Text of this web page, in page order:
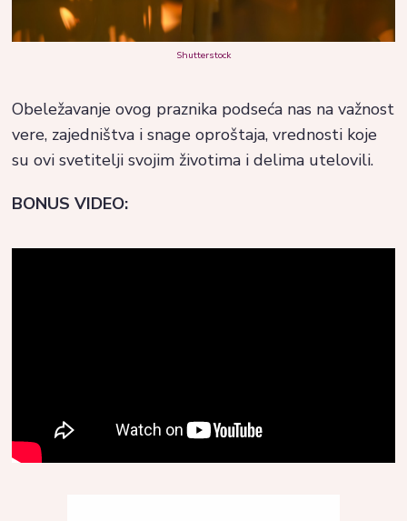
Shutterstock
Obeležavanje ovog praznika podseća nas na važnost
vere, zajedništva i snage oproštaja, vrednosti koje
su ovi svetitelji svojim životima i delima utelovili.
BONUS VIDEO: